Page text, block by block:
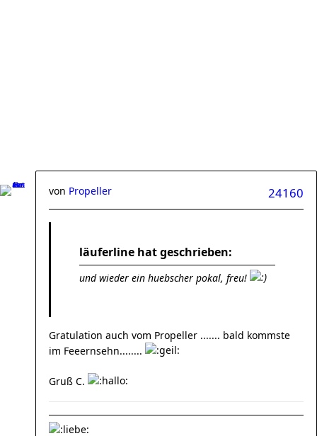
24160
von Propeller
läuferline hat geschrieben:
und wieder ein huebscher pokal, freu!
Gratulation auch vom Propeller ....... bald kommste
im Feeernsehn........
Gruß C.